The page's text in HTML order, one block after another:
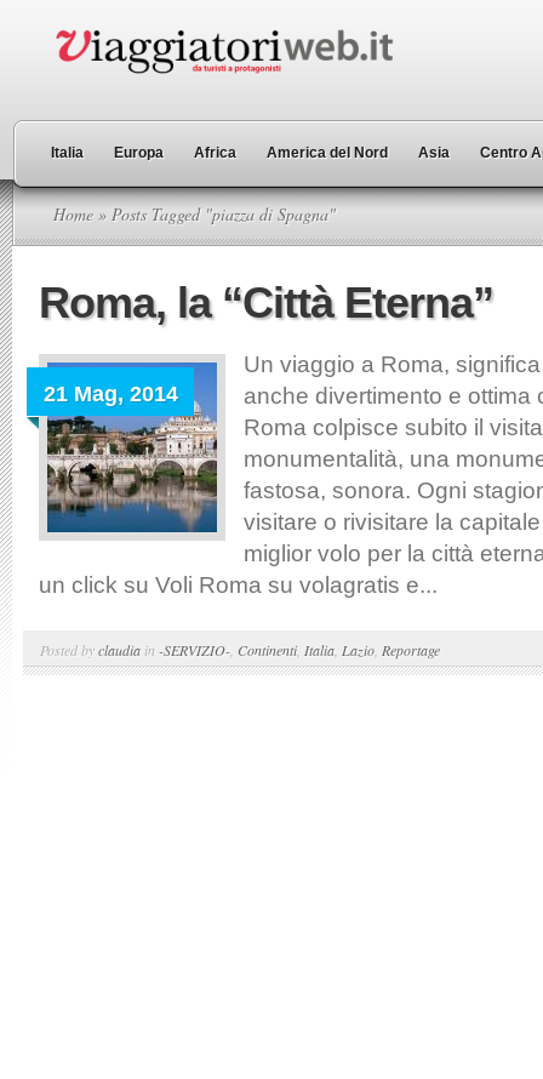
Italia Europa Africa America del Nord Asia Centro
Home » Posts Tagged "piazza di Spagna"
Roma, la “Città Eterna”
21 Mag, 2014
Un viaggio a Roma,
anche divertimento e ottima
Roma colpisce subito il
monumentalità, una
fastosa, sonora. Ogni
visitare o rivisitare la
miglior volo per la città
un click su Voli Roma su volagratis e...
Posted byclaudia in -SERVIZIO- Continenti, Italia Lazio Reportage